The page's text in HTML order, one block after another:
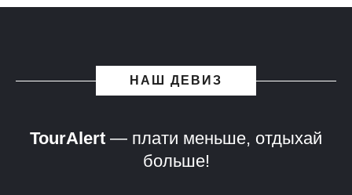
НАШ ДЕВИЗ
TourAlert — плати меньше, отдыхай
больше!